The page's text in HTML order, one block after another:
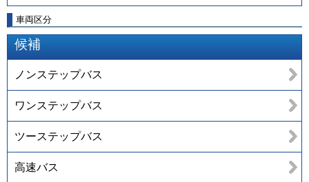
車両区分
候補
ノンステップバス
ワンステップバス
ツーステップバス
高速バス